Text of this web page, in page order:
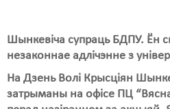
Шынкевіча супраць БДПУ. Ён
незаконнае адлічэнне з
На Дзень Волі Крысціян
затрыманы на офісе ПЦ
ЛПП
Мірныя сходы